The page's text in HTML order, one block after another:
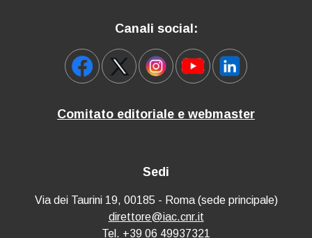
Canali social:
Comitato editoriale e webmaster
Sedi
Via dei Taurini 19, 00185 - Roma (sede principale)
direttore@iac.cnr.it
Tel. +39 06 49937321